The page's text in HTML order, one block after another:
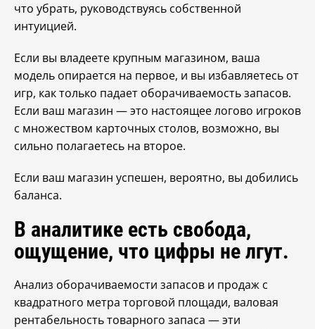
что убрать, руководствуясь собственной
интуицией.
Если вы владеете крупным магазином, ваша
модель опирается на первое, и вы избавляетесь от
игр, как только падает оборачиваемость запасов.
Если ваш магазин — это настоящее логово игроков
с множеством карточных столов, возможно, вы
сильно полагаетесь на второе.
Если ваш магазин успешен, вероятно, вы добились
баланса.
В аналитике есть свобода,
ощущение, что цифры не лгут.
Анализ оборачиваемости запасов и продаж с
квадратного метра торговой площади, валовая
рентабельность товарного запаса — эти